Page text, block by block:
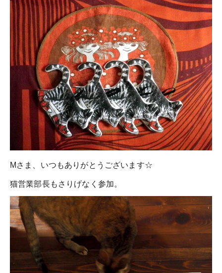
Mさま、いつもありがとうございます☆
猫営業部長もさりげなく参加。